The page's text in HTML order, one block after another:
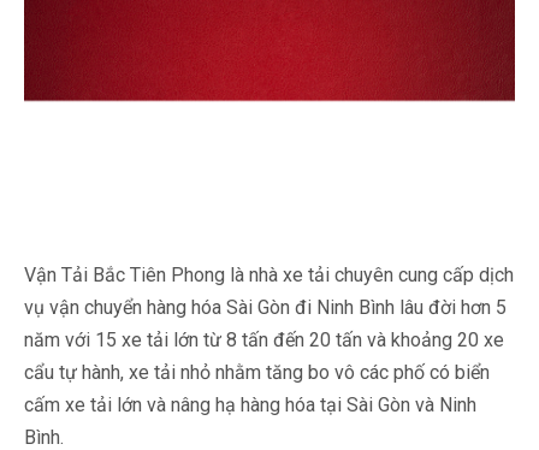
Vận Tải Bắc Tiên Phong là nhà xe tải chuyên cung cấp dịch
vụ vận chuyển hàng hóa Sài Gòn đi Ninh Bình lâu đời hơn 5
năm với 15 xe tải lớn từ 8 tấn đến 20 tấn và khoảng 20 xe
cẩu tự hành, xe tải nhỏ nhằm tăng bo vô các phố có biển
cấm xe tải lớn và nâng hạ hàng hóa tại Sài Gòn và Ninh
Bình.